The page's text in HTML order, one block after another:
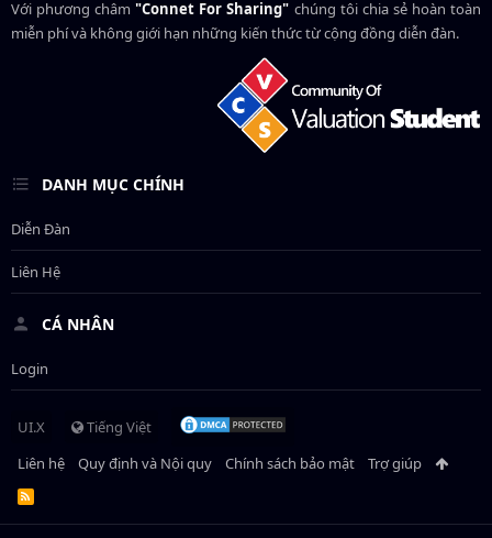
Với phương châm"Connet For Sharing" chúng tôi chia sẻ hoàn toàn
miễn phí và không giới hạn những kiến thức từ cộng đồng diễn đàn.
DANH MỤC CHÍNH
Diễn Đàn
Liên Hệ
CÁ NHÂN
Login
UI.X
Tiếng Việt
Liên hệ
Quy định và Nội quy Chính sách bảo mật Trợ giúp
R
S
S